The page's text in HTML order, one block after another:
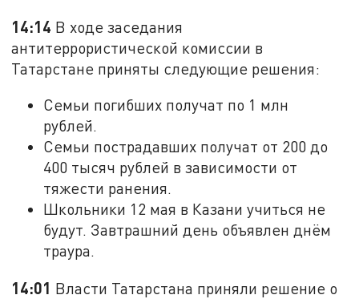
14:14 В ходе заседания
антитеррористической комиссии в
Татарстане приняты следующие решения:
Семьи погибших получат по 1 млн
рублей.
Семьи пострадавших получат от 200 до
400 тысяч рублей в зависимости от
тяжести ранения.
Школьники 12 мая в Казани учиться не
будут. Завтрашний день объявлен днём
траура.
14:01 Власти Татарстана приняли решение о